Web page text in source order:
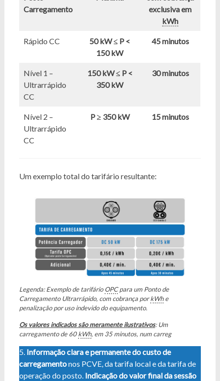
Carregamento
exclusiva em
kWh
Rápido CC 50 kW≤ P <
150 kW
45 minutos
Nível 1 –
Ultrarrápido
CC
150 kW≤ P <
350 kW
30 minutos
Nível 2 –
Ultrarrápido
CC
P≥ 350 kW 15 minutos
Um exemplo total do tarifário resultante:
Legenda: Exemplo de tarifárioOPCpara um Ponto de
Carregamento Ultrarrápido, com cobrança porkWhe
penalização por uso indevido do equipamento.
Os valores indicados são meramente ilustrativos: Um
carregamento de 60kWh, em 35 minutos, num carreg
5. Informação clara e permanente do custo de
carregamentonos PCVE, da tarifa local e da tarifa de
operação do posto. Indicação do valor final da sessão